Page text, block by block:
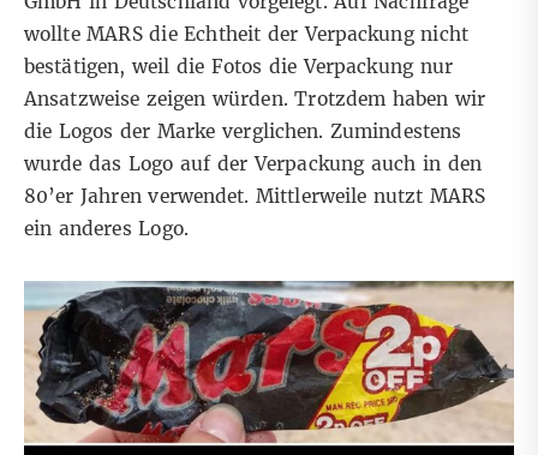
wollte MARS die Echtheit der Verpackung nicht
bestätigen, weil die Fotos die Verpackung nur
Ansatzweise zeigen würden. Trotzdem haben wir
die Logos der Marke verglichen. Zumindestens
wurde das Logo auf der Verpackung auch in den
80’er Jahren verwendet. Mittlerweile nutzt MARS
ein anderes Logo.